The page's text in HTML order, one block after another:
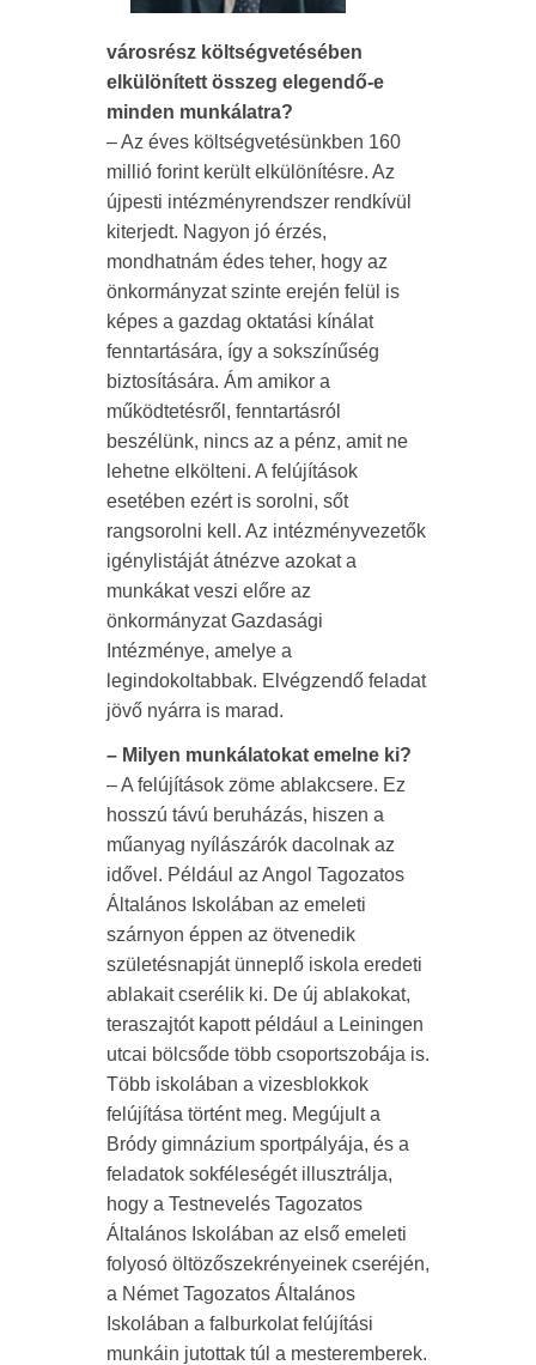
városrész költségvetésében
elkülönített összeg elegendő-e
minden munkálatra?
– Az éves költségvetésünkben 160
millió forint került elkülönítésre. Az
újpesti intézményrendszer rendkívül
kiterjedt. Nagyon jó érzés,
mondhatnám édes teher, hogy az
önkormányzat szinte erején felül is
képes a gazdag oktatási kínálat
fenntartására, így a sokszínűség
biztosítására. Ám amikor a
működtetésről, fenntartásról
beszélünk, nincs az a pénz, amit ne
lehetne elkölteni. A felújítások
esetében ezért is sorolni, sőt
rangsorolni kell. Az intézményvezetők
igénylistáját átnézve azokat a
munkákat veszi előre az
önkormányzat Gazdasági
Intézménye, amelye a
legindokoltabbak. Elvégzendő feladat
jövő nyárra is marad.
– Milyen munkálatokat emelne ki?
– A felújítások zöme ablakcsere. Ez
hosszú távú beruházás, hiszen a
műanyag nyílászárók dacolnak az
idővel. Például az Angol Tagozatos
Általános Iskolában az emeleti
szárnyon éppen az ötvenedik
születésnapját ünneplő iskola eredeti
ablakait cserélik ki. De új ablakokat,
teraszajtót kapott például a Leiningen
utcai bölcsőde több csoportszobája is.
Több iskolában a vizesblokkok
felújítása történt meg. Megújult a
Bródy gimnázium sportpályája, és a
feladatok sokféleségét illusztrálja,
hogy a Testnevelés Tagozatos
Általános Iskolában az első emeleti
folyosó öltözőszekrényeinek cseréjén,
a Német Tagozatos Általános
Iskolában a falburkolat felújítási
munkáin jutottak túl a mesteremberek.